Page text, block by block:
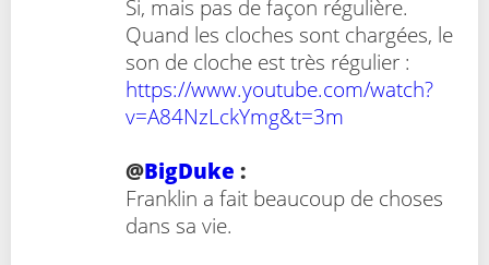
Si, mais pas de façon régulière.
Quand les cloches sont chargées, le
son de cloche est très régulier :
https://www.youtube.com/watch?
v=A84NzLckYmg&t=3m
@BigDuke :
Franklin a fait beaucoup de choses
dans sa vie.